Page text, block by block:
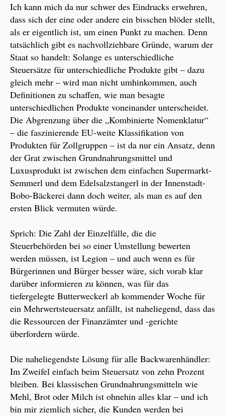
Ich kann mich da nur schwer des Eindrucks erwehren,
dass sich der eine oder andere ein bisschen blöder stellt,
als er eigentlich ist, um einen Punkt zu machen. Denn
tatsächlich gibt es nachvollziehbare Gründe, warum der
Staat so handelt: Solange es unterschiedliche
Steuersätze für unterschiedliche Produkte gibt – dazu
gleich mehr – wird man nicht umhinkommen, auch
Definitionen zu schaffen, wie man besagte
unterschiedlichen Produkte voneinander unterscheidet.
Die Abgrenzung über die „Kombinierte Nomenklatur“
– die faszinierende EU-weite Klassifikation von
Produkten für Zollgruppen – ist da nur ein Ansatz, denn
der Grat zwischen Grundnahrungsmittel und
Luxusprodukt ist zwischen dem einfachen Supermarkt-
Semmerl und dem Edelsalzstangerl in der Innenstadt-
Bobo-Bäckerei dann doch weiter, als man es auf den
ersten Blick vermuten würde.
Sprich: Die Zahl der Einzelfälle, die die
Steuerbehörden bei so einer Umstellung bewerten
werden müssen, ist Legion – und auch wenn es für
Bürgerinnen und Bürger besser wäre, sich vorab klar
darüber informieren zu können, was für das
tiefergelegte Butterweckerl ab kommender Woche für
ein Mehrwertsteuersatz anfällt, ist naheliegend, dass das
die Ressourcen der Finanzämter und -gerichte
überfordern würde.
Die naheliegendste Lösung für alle Backwarenhändler:
Im Zweifel einfach beim Steuersatz von zehn Prozent
bleiben. Bei klassischen Grundnahrungsmitteln wie
Mehl, Brot oder Milch ist ohnehin alles klar – und ich
bin mir ziemlich sicher, die Kunden werden bei